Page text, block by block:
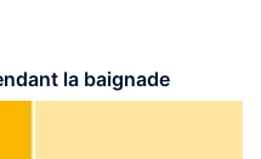
la baignade